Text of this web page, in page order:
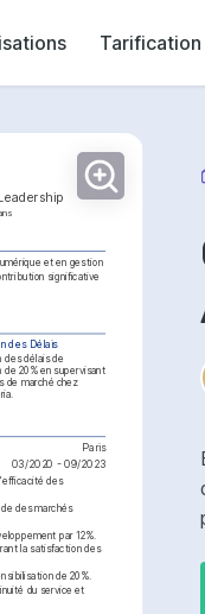
Tarification
et en gestion
significative
des Délais
des délais de
de 20% en supervisant
de marché chez
Paris
03/2020 - 09/2023
des
des marchés
par 12%.
la satisfaction des
de 20%.
du service et